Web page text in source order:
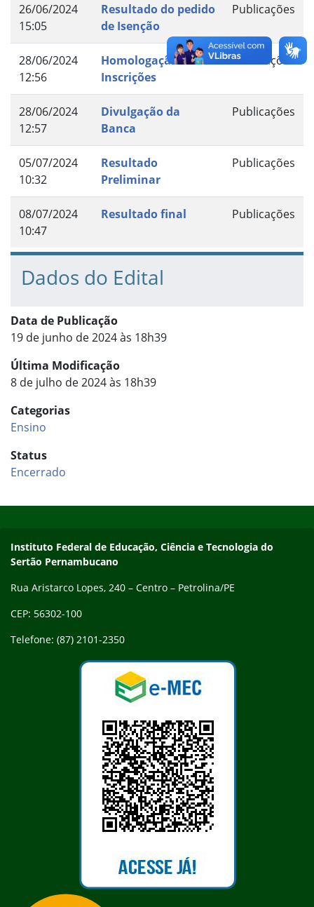
26/06/2024
15:05
Resultado do pedido
de Isenção
Publicações
28/06/2024
12:56
Homologação das
Inscrições
Publicações
28/06/2024
12:57
Divulgação da
Banca
Publicações
05/07/2024
10:32
Resultado
Preliminar
Publicações
08/07/2024
10:47
Resultado final Publicações
Dados do Edital
Data de Publicação
19 de junho de 2024 às 18h39
Última Modificação
8 de julho de 2024 às 18h39
Categorias
Ensino
Status
Encerrado
Endereço
Instituto Federal de Educação, Ciência e Tecnologia do
Sertão Pernambucano
Rua Aristarco Lopes, 240 – Centro – Petrolina/PE
CEP: 56302-100
Telefone: (87) 2101-2350